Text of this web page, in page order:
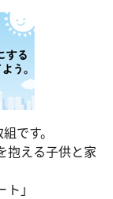
です。
える子供と家
」